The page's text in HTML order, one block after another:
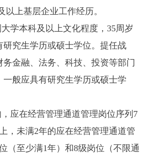
以上基层企业工作经历。
学本科及以上文化程度，35周岁
研究生学历或硕士学位。提任战
金融、法务、科技、投资等部门
一般应具有研究生学历或硕士学
应在经营管理通道管理岗位序列7
，未满2年的应在经营管理通道管
（至少满1年）和8级岗位（不限通